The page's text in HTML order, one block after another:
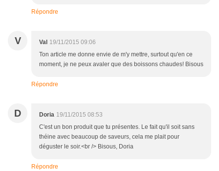
Répondre
V Val 19/11/2015 09:06
Ton article me donne envie de m'y mettre, surtout qu'en ce
moment, je ne peux avaler que des boissons chaudes! Bisous
Répondre
D Doria 19/11/2015 08:53
C'est un bon produit que tu présentes. Le fait qu'il soit sans
théine avec beaucoup de saveurs, cela me plait pour
déguster le soir.<br /> Bisous, Doria
Répondre